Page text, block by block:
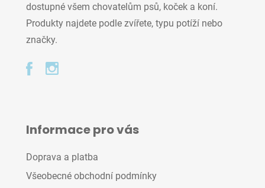
dostupné všem chovatelům psů, koček a koní.
Produkty najdete podle zvířete, typu potíží nebo
značky.
Informace pro vás
Doprava a platba
Všeobecné obchodní podmínky